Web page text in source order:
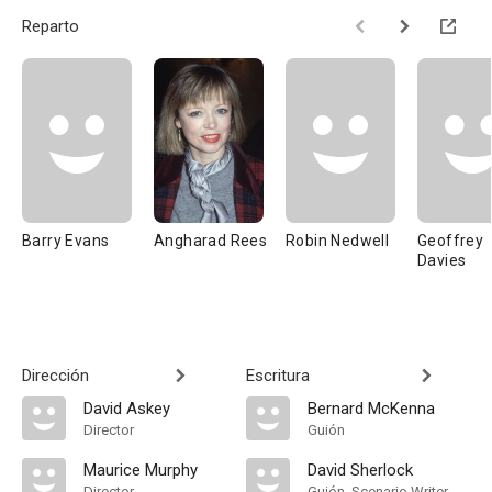
Reparto
Barry Evans Angharad Rees Robin Nedwell
Geoffrey
Davies
Dirección
David Askey
Director
Maurice Murphy
Escritura
Bernard McKenna
Guión
David Sherlock